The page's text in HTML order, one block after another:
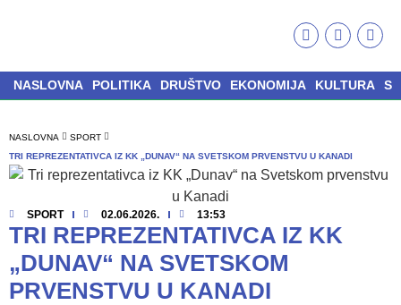
NASLOVNA POLITIKA DRUŠTVO EKONOMIJA KULTURA
NASLOVNA
SPORT
TRI REPREZENTATIVCA IZ KK „DUNAV“ NA SVETSKOM PRVENSTVU U KANADI
SPORT 02.06.2026. 13:53
TRI REPREZENTATIVCA IZ KK
„DUNAV“ NA SVETSKOM
PRVENSTVU U KANADI